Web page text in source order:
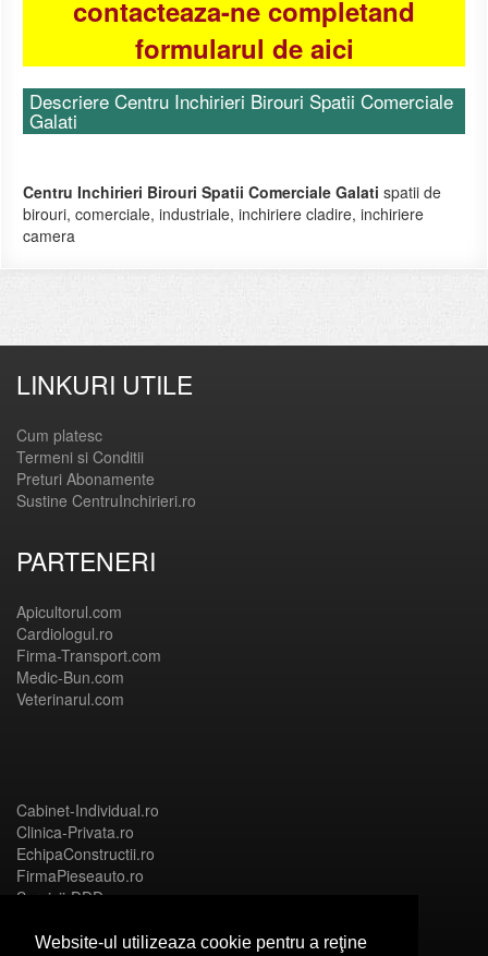
Website-ul utilizeaza cookie pentru a reţine
contacteaza-ne completand
formularul de aici
Descriere Centru Inchirieri Birouri Spatii Comerciale
Galati
Centru Inchirieri Birouri Spatii Comerciale Galati spatii de
birouri, comerciale, industriale, inchiriere cladire, inchiriere
camera
LINKURI UTILE
Cum platesc
Termeni si Conditii
Preturi Abonamente
Sustine CentruInchirieri.ro
PARTENERI
Apicultorul.com
Cardiologul.ro
Firma-Transport.com
Medic-Bun.com
Veterinarul.com
Cabinet-Individual.ro
Clinica-Privata.ro
EchipaConstructii.ro
FirmaPieseauto.ro
Servicii-DDD.com